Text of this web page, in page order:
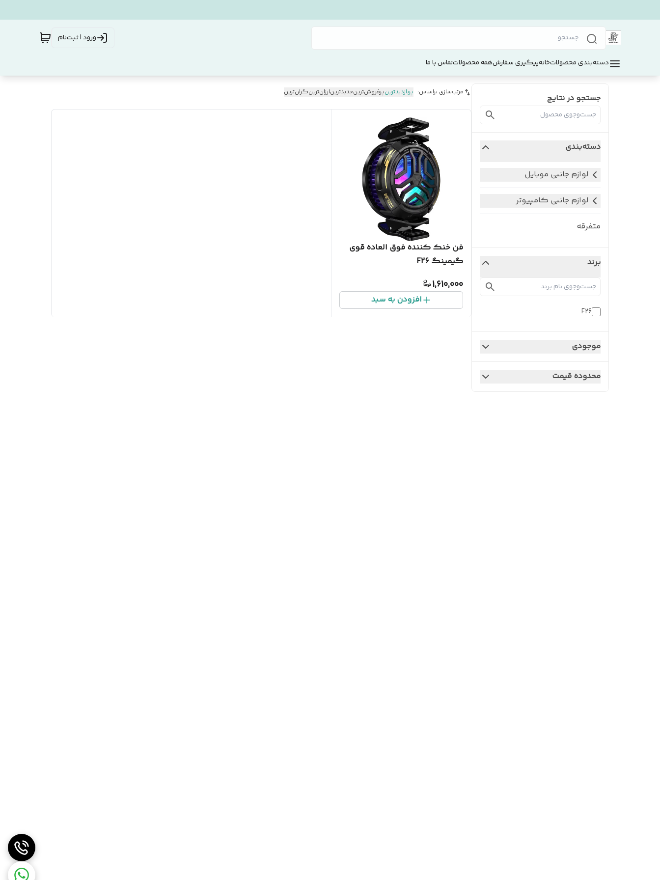
ورود | ثبت‌نام
دسته‌بندی محصولاتخانهپیگیری سفارشهمه محصولاتتماس با ما
جستجو در نتایج
دسته‌بندی
لوازم جانبی موبایل
لوازم جانبی کامپیوتر
متفرقه
برند
F26
موجودی
محدوده قیمت
مرتب‌سازی براساس: پربازدیدترینپرفروش‌ترینجدیدترینارزان‌ترینگران‌ترین
فن خنک کننده فوق العاده قوی
گیمینگ F26
1,610,000
افزودن به سبد